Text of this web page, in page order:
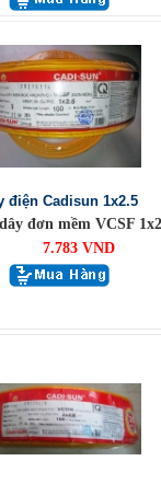
điện Cadisun 1x2.5
đơn mềm VCSF
7.783 VND